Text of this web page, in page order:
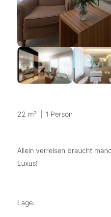
22 m² 1 Person
Allein verreisen braucht
Luxus!
Lage: